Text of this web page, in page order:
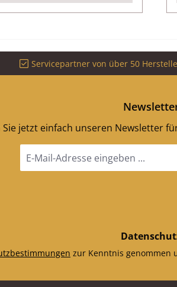
Servicepartner von über 50
jetzt einfach unseren Newsletter
Mail-
zur Kenntnis genommen